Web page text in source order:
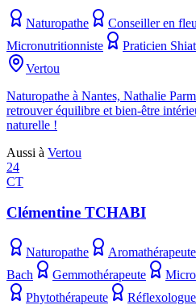
Naturopathe Conseiller en
Micronutritionniste
Praticien
Vertou
Naturopathe à Nantes, Nathalie
retrouver équilibre et bien-être
naturelle !
Aussi à Vertou
24
CT
Clémentine TCHABI
Naturopathe Aromathérapeute
Bach
Gemmothérapeute
Phytothérapeute
Réflexologue